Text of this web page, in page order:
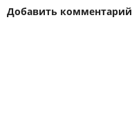
Добавить комментарий